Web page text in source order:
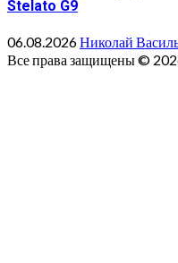
Stelato G9
06.08.2026Николай
Все права защищены ©